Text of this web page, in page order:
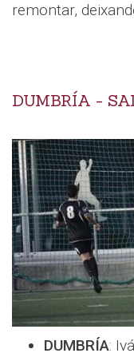
remontar,
DUMBRÍA -
DUMBRÍA: